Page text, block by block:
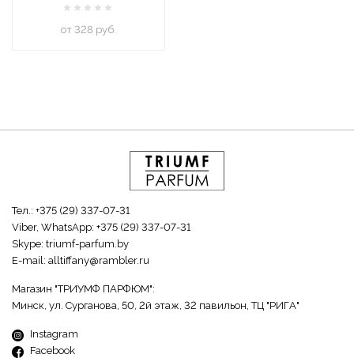
oт 328 руб.
Тел.: +375 (29) 337-07-31
Viber, WhatsApp: +375 (29) 337-07-31
Skype: triumf-parfum.by
E-mail: alltiffany@rambler.ru
Магазин "ТРИУМФ ПАРФЮМ":
Минск, ул. Сурганова, 50, 2й этаж, 32 павильон, ТЦ "РИГА"
Instagram
Facebook